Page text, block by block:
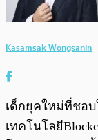
Kasamsak Wongsanin
เด็กยุคใหม่ที่ชอ
เทคโนโลยี